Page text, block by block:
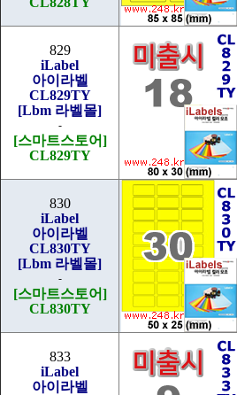
829
iLabel
아이라벨
CL829TY
[Lbm 라벨몰]
-
[스마트스토어]
CL829TY
830
iLabel
아이라벨
CL830TY
[Lbm 라벨몰]
-
[스마트스토어]
CL830TY
833
iLabel
아이라벨